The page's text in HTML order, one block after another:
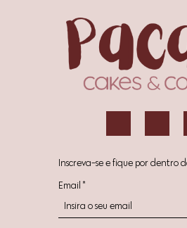
Inscreva-se e fique por dentro
Email*